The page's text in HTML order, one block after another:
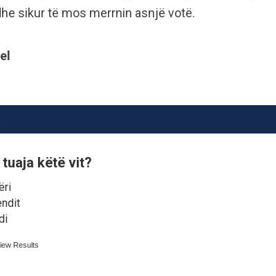
sikur të mos merrnin asnjë votë.
këtë vit?
Results